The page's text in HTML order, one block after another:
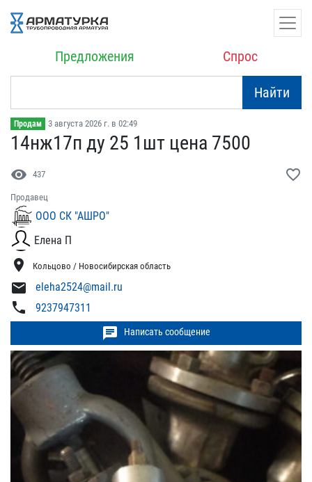
Предложения Спрос
Найти
Продам 3 августа 2026 г. в 02:49
14нж17п ду 25 1шт цена 7​500
visibility 437 favorite_border
Продавец
ООО СК "АШРО"
Елена П
location_on Кольцово / Новосибирская область
mail eleha2524@mail.ru
phone 9237947311
chat Написать сообщение